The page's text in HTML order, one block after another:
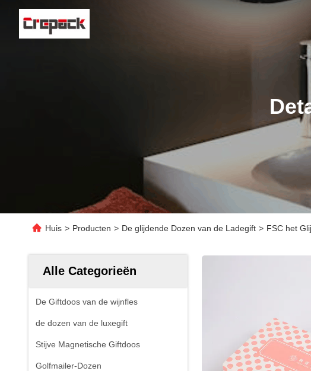
Huis > Producten > De glijdende Dozen van de Ladegift > FSC het
Alle Categorieën
De Giftdoos van de wijnfles
de dozen van de luxegift
Stijve Magnetische Giftdoos
Golfmailer-Dozen